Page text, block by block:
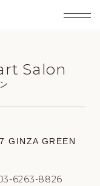
Salon
GINZA GREEN
6263-8826